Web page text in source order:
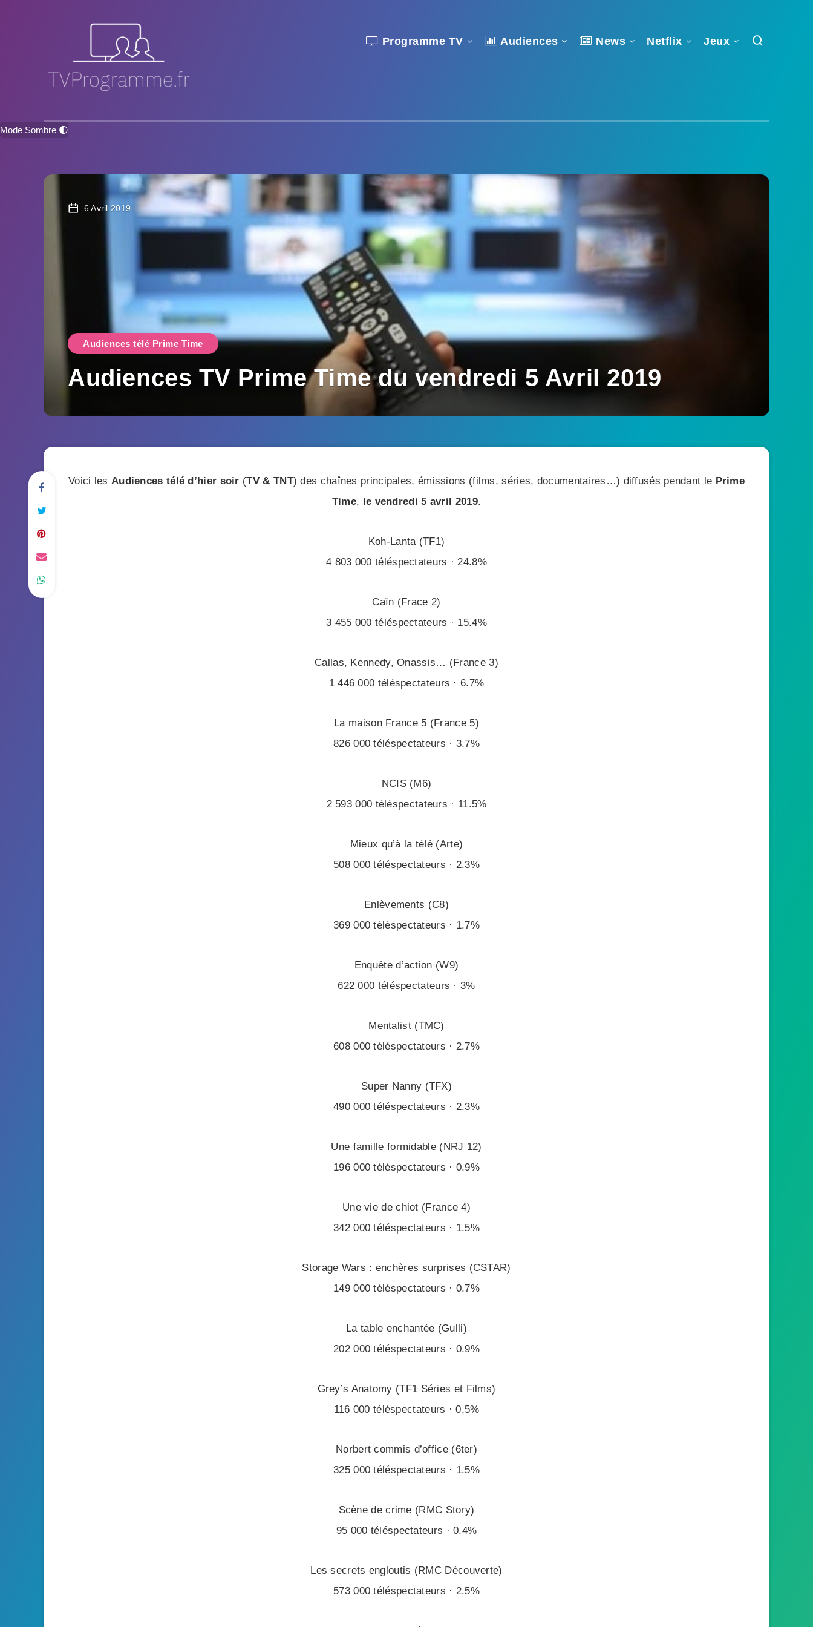
Programme TV Audiences News Netflix Jeux
Mode Sombre 🌓
6 Avril 2019
Audiences télé Prime Time
Audiences TV Prime Time du vendredi 5 Avril 2019
Voici les Audiences télé d’hier soir (TV & TNT) des chaînes principales, émissions (films, séries, documentaires…) diffusés pendant le Prime
Time, le vendredi 5 avril 2019.
Koh-Lanta (TF1)
4 803 000 téléspectateurs · 24.8%
Caïn (Frace 2)
3 455 000 téléspectateurs · 15.4%
Callas, Kennedy, Onassis… (France 3)
1 446 000 téléspectateurs · 6.7%
La maison France 5 (France 5)
826 000 téléspectateurs · 3.7%
NCIS (M6)
2 593 000 téléspectateurs · 11.5%
Mieux qu’à la télé (Arte)
508 000 téléspectateurs · 2.3%
Enlèvements (C8)
369 000 téléspectateurs · 1.7%
Enquête d’action (W9)
622 000 téléspectateurs · 3%
Mentalist (TMC)
608 000 téléspectateurs · 2.7%
Super Nanny (TFX)
490 000 téléspectateurs · 2.3%
Une famille formidable (NRJ 12)
196 000 téléspectateurs · 0.9%
Une vie de chiot (France 4)
342 000 téléspectateurs · 1.5%
Storage Wars : enchères surprises (CSTAR)
149 000 téléspectateurs · 0.7%
La table enchantée (Gulli)
202 000 téléspectateurs · 0.9%
Grey’s Anatomy (TF1 Séries et Films)
116 000 téléspectateurs · 0.5%
Norbert commis d’office (6ter)
325 000 téléspectateurs · 1.5%
Scène de crime (RMC Story)
95 000 téléspectateurs · 0.4%
Les secrets engloutis (RMC Découverte)
573 000 téléspectateurs · 2.5%